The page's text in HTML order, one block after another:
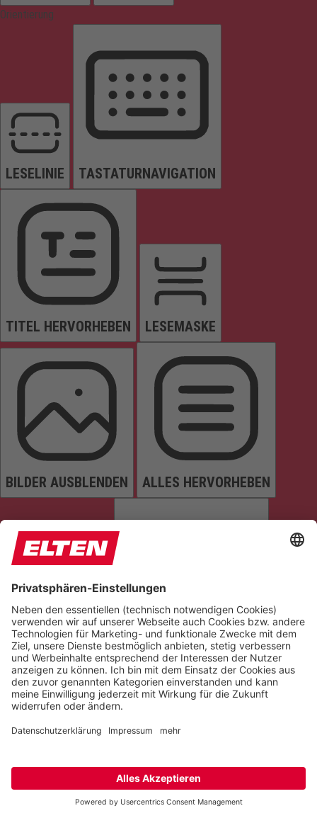
Orientierung
LESELINIE TASTATURNAVIGATION
TITEL HERVORHEBEN LESEMASKE
BILDER AUSBLENDEN ALLES HERVORHEBEN
SEITE VORLESEN TÖNE STUMMSCHALTEN